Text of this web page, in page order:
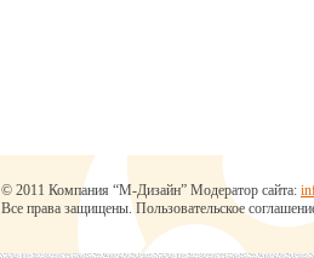
© 2011 Компания “М-Дизайн” Модератор сайта:
Все права защищены.Пользовательское